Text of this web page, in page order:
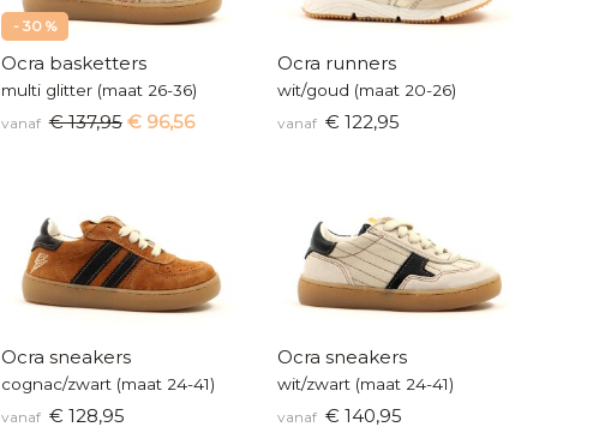
- 30 %
Ocra basketters
multi glitter (maat 26-36)
vanaf € 137,95 € 96,56
Ocra runners
wit/goud (maat 20-26)
vanaf € 122,95
Ocra sneakers
cognac/zwart (maat 24-41)
vanaf € 128,95
Ocra sneakers
wit/zwart (maat 24-41)
vanaf € 140,95